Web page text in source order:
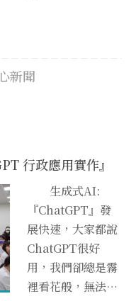
新聞
行政應用實作』
生成式AI:
『ChatGPT』發
展快速，大家都說
ChatGPT很好
用，我們卻總是霧
裡看花般，無法…